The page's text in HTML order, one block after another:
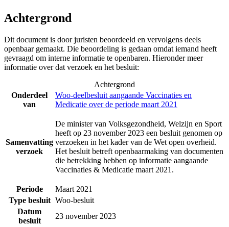
Achtergrond
Dit document is door juristen beoordeeld en vervolgens deels
openbaar gemaakt. Die beoordeling is gedaan omdat iemand heeft
gevraagd om interne informatie te openbaren. Hieronder meer
informatie over dat verzoek en het besluit:
Achtergrond
Onderdeel
van
Woo-deelbesluit aangaande Vaccinaties en
Medicatie over de periode maart 2021
Samenvatting
verzoek
De minister van Volksgezondheid, Welzijn en Sport
heeft op 23 november 2023 een besluit genomen op
verzoeken in het kader van de Wet open overheid.
Het besluit betreft openbaarmaking van documenten
die betrekking hebben op informatie aangaande
Vaccinaties & Medicatie maart 2021.
Periode
Maart 2021
Type besluit Woo-besluit
Datum
besluit
23 november 2023